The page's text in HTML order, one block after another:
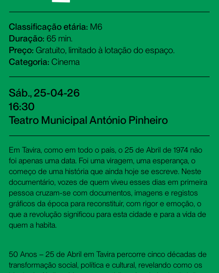
Classificação etária: M6
Duração: 65 min.
Preço: Gratuito, limitado à lotação do espaço.
Categoria: Cinema
Sáb., 25-04-26
16:30
Teatro Municipal António Pinheiro
Em Tavira, como em todo o país, o 25 de Abril de 1974 não
foi apenas uma data. Foi uma viragem, uma esperança, o
começo de uma história que ainda hoje se escreve. Neste
documentário, vozes de quem viveu esses dias em primeira
pessoa cruzam-se com documentos, imagens e registos
gráficos da época para reconstituir, com rigor e emoção, o
que a revolução significou para esta cidade e para a vida de
quem a habita.
50 Anos – 25 de Abril em Tavira percorre cinco décadas de
transformação social, política e cultural, revelando como os